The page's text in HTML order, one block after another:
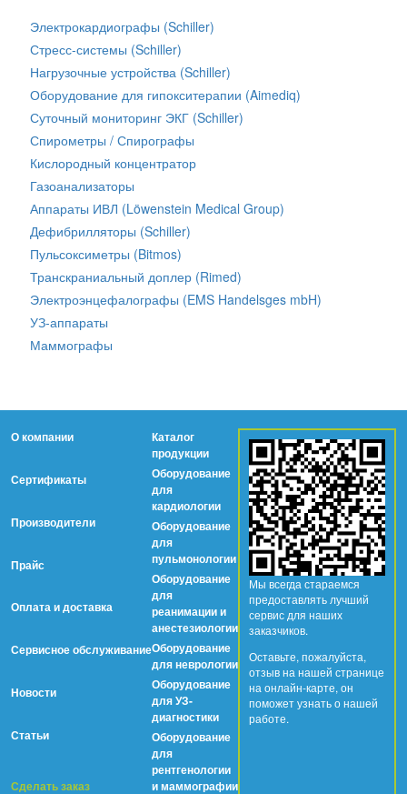
Электрокардиографы (Schiller)
Стресс-системы (Schiller)
Нагрузочные устройства (Schiller)
Оборудование для гипокситерапии (Aimediq)
Суточный мониторинг ЭКГ (Schiller)
Спирометры / Спирографы
Кислородный концентратор
Газоанализаторы
Аппараты ИВЛ (Löwenstein Medical Group)
Дефибрилляторы (Schiller)
Пульсоксиметры (Bitmos)
Транскраниальный доплер (Rimed)
Электроэнцефалографы (EMS Handelsges mbH)
УЗ-аппараты
Маммографы
О компании
Сертификаты
Производители
Прайс
Оплата и доставка
Сервисное обслуживание
Новости
Статьи
Сделать заказ
Каталог
продукции
Оборудование
для
кардиологии
Оборудование
для
пульмонологии
Оборудование
для
реанимации и
анестезиологии
Оборудование
для неврологии
Оборудование
для УЗ-
диагностики
Оборудование
для
рентгенологии
и маммографии
Мы всегда стараемся
предоставлять лучший
сервис для наших
заказчиков.
Оставьте, пожалуйста,
отзыв на нашей странице
на онлайн-карте, он
поможет узнать о нашей
работе.